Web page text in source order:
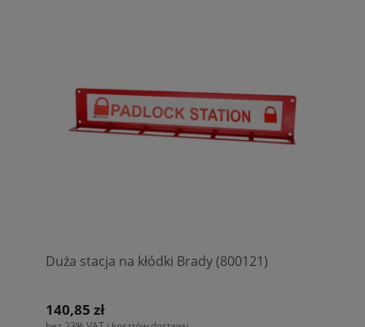
Duża stacja na kłódki Brady (800121)
140,85 zł